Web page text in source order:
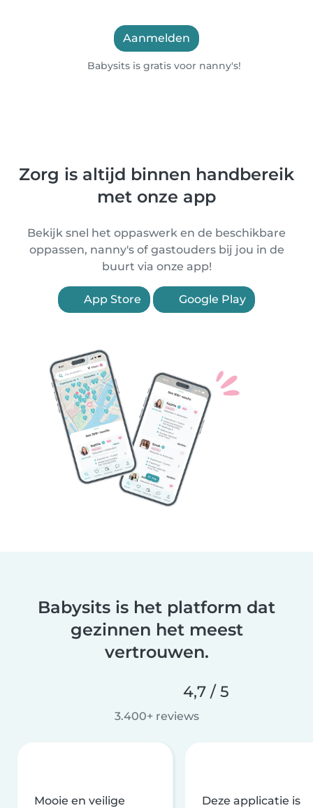
Aanmelden
Babysits is gratis voor nanny's!
Zorg is altijd binnen handbereik
met onze app
Bekijk snel het oppaswerk en de beschikbare
oppassen, nanny's of gastouders bij jou in de
buurt via onze app!
App Store Google Play
Babysits is het platform dat
gezinnen het meest
vertrouwen.
4,7 / 5
3.400+ reviews
Mooie en veilige
Deze applicatie is